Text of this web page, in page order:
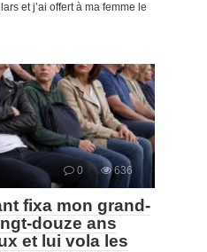
et j’ai offert à ma femme le
0 636
fixa mon grand-
douze ans
et lui vola les